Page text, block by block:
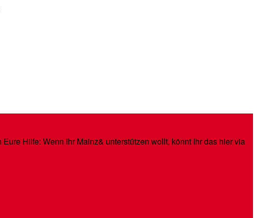
Hilfe: Wenn Ihr Mainz& unterstützen wollt, könnt Ihr das hier via